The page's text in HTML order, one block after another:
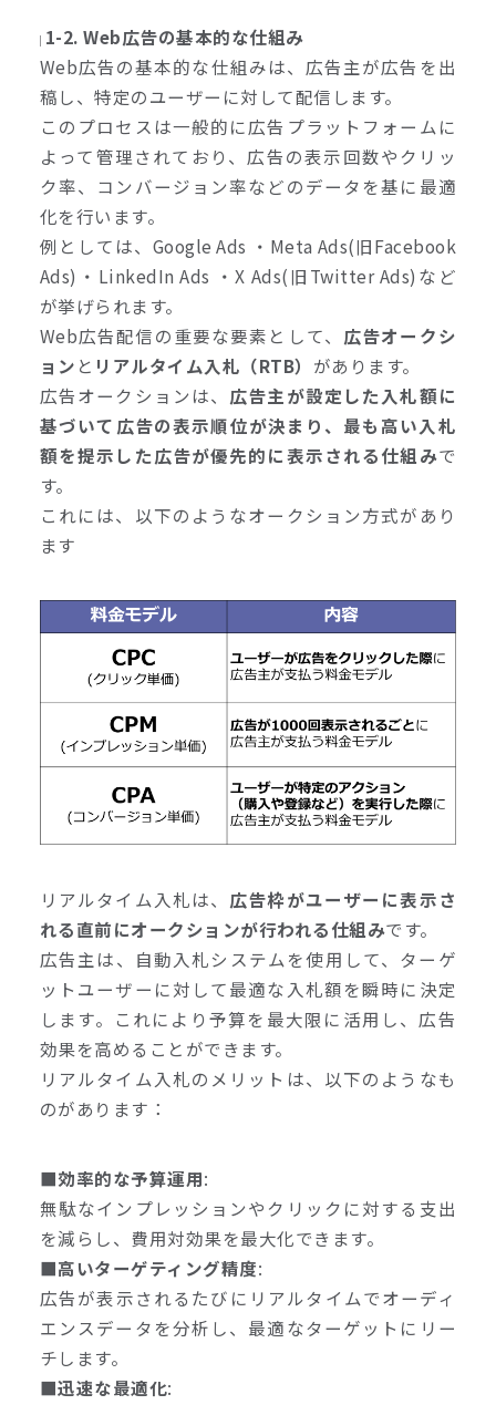
1-2. Web広告の基本的な仕組み
Web広告の基本的な仕組みは、広告主が広告を出
稿し、特定のユーザーに対して配信します。
このプロセスは一般的に広告プラットフォームに
よって管理されており、広告の表示回数やクリッ
ク率、コンバージョン率などのデータを基に最適
化を行います。
例としては、Google Ads ・Meta Ads(旧Facebook
Ads)・LinkedIn Ads ・X Ads(旧Twitter Ads)など
が挙げられます。
Web広告配信の重要な要素として、 広告オークシ
ョン と リアルタイム入札（RTB） があります。
広告オークションは、 広告主が設定した入札額に
基づいて広告の表示順位が決まり、最も高い入札
額を提示した広告が優先的に表示される仕組みで
す。
これには、以下のようなオークション方式があり
ます
リアルタイム入札は、 広告枠がユーザーに表示さ
れる直前にオークションが行われる仕組みです。
広告主は、自動入札システムを使用して、ターゲ
ットユーザーに対して最適な入札額を瞬時に決定
します。これにより予算を最大限に活用し、広告
効果を高めることができます。
リアルタイム入札のメリットは、以下のようなも
のがあります：
■効率的な予算運用:
無駄なインプレッションやクリックに対する支出
を減らし、費用対効果を最大化できます。
■高いターゲティング精度:
広告が表示されるたびにリアルタイムでオーディ
エンスデータを分析し、最適なターゲットにリー
チします。
■迅速な最適化: